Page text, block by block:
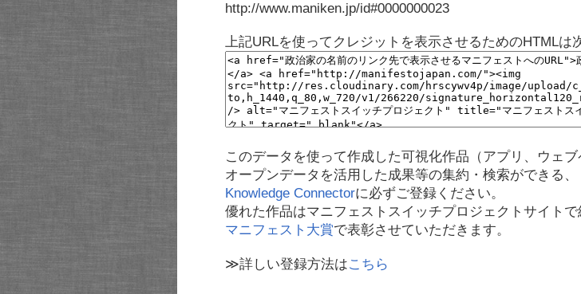
http://www.maniken.jp/id#0000000023
上記URLを使ってクレジットを表示させるためのHTMLは
このデータを使って作成した可視化作品（アプリ、ウェブ
オープンデータを活用した成果等の集約・検索ができる、
Knowledge Connectorに必ずご登録ください。
優れた作品はマニフェストスイッチプロジェクトサイトで
マニフェスト大賞で表彰させていただきます。
≫詳しい登録方法はこちら